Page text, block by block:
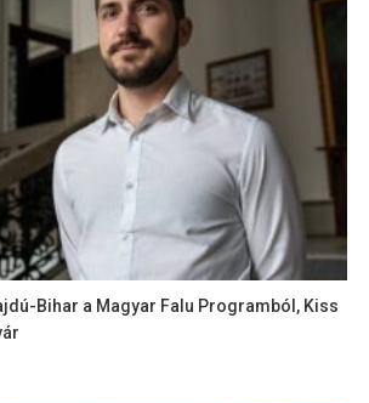
Bihar a Magyar Falu Programból, Kiss